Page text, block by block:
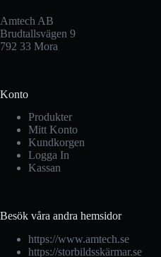
Amtech AB
Brudtallsvägen 9
792 33 Mora
Konto
Produkter
Mitt Konto
Kundkorgen
Logga In
Kassan
Besök våra andra hemsidor
https://www.amtech.se
https://storbildsskärmar.se